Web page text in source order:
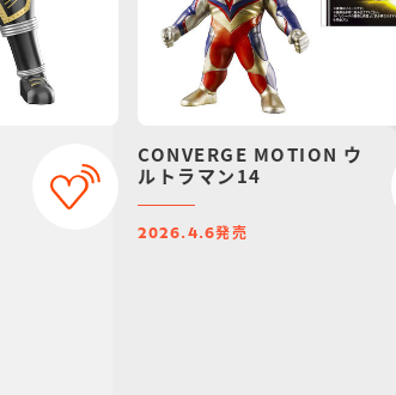
CONVERGE MOTION ウ
ルトラマン14
2026.4.6発売